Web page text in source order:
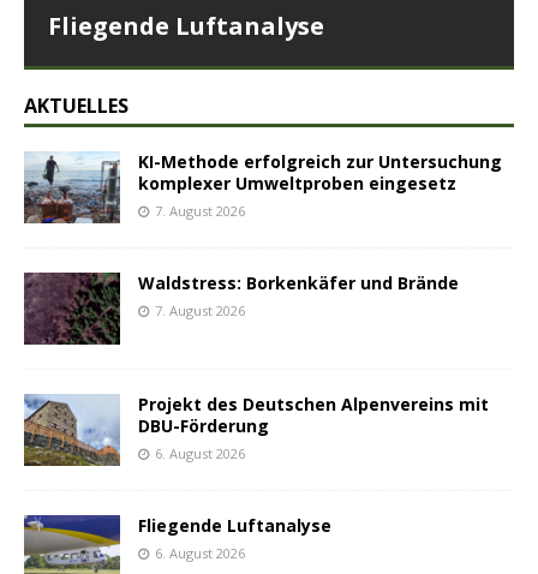
Fliegende Luftanalyse
AKTUELLES
KI-Methode erfolgreich zur Untersuchung
komplexer Umweltproben eingesetz
7. August 2026
Waldstress: Borkenkäfer und Brände
7. August 2026
Projekt des Deutschen Alpenvereins mit
DBU-Förderung
6. August 2026
Fliegende Luftanalyse
6. August 2026